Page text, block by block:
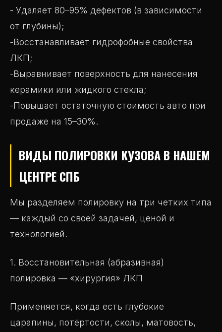
- Удаляет 80–95% дефектов (в зависимости
от глубины);
-Восстанавливает гидрофобные свойства
ЛКП;
-Выравнивает поверхность для нанесения
керамики или жидкого стекла;
-Повышает остаточную стоимость авто при
продаже на 15–30%.
ВИДЫ ПОЛИРОВКИ КУЗОВА В НАШЕМ
ЦЕНТРЕ СПБ
Мы разделяем полировку на три четких типа
— каждый со своей задачей, ценой и
технологией.
1. Восстановительная (абразивная)
полировка — «хирургия» ЛКП
Применяется, когда есть глубокие
царапины, потёртости, сколы, матовость,